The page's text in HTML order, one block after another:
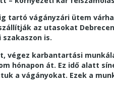
tartó vágányzári ütem
az utasokat
is.
végez karbantartási
hónapon át. Ez idő alatt
a vágányokat. Ezek a